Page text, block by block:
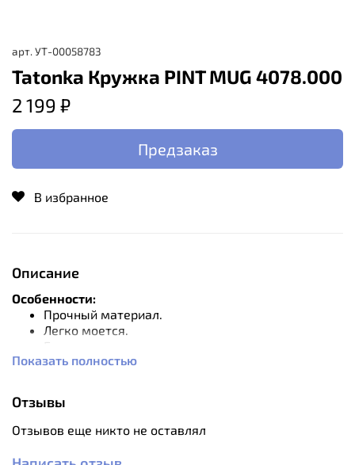
арт. УТ-00058783
Tatonka Кружка PINT MUG 4078.000
2 199 ₽
Предзаказ
В избранное
Описание
Особенности:
Прочный материал.
Легко моется.
Безопасно для здоровья.
Вес: 120 гр.
Размер: 9x9,5 см.
Показать полностью
Отзывы
Отзывов еще никто не оставлял